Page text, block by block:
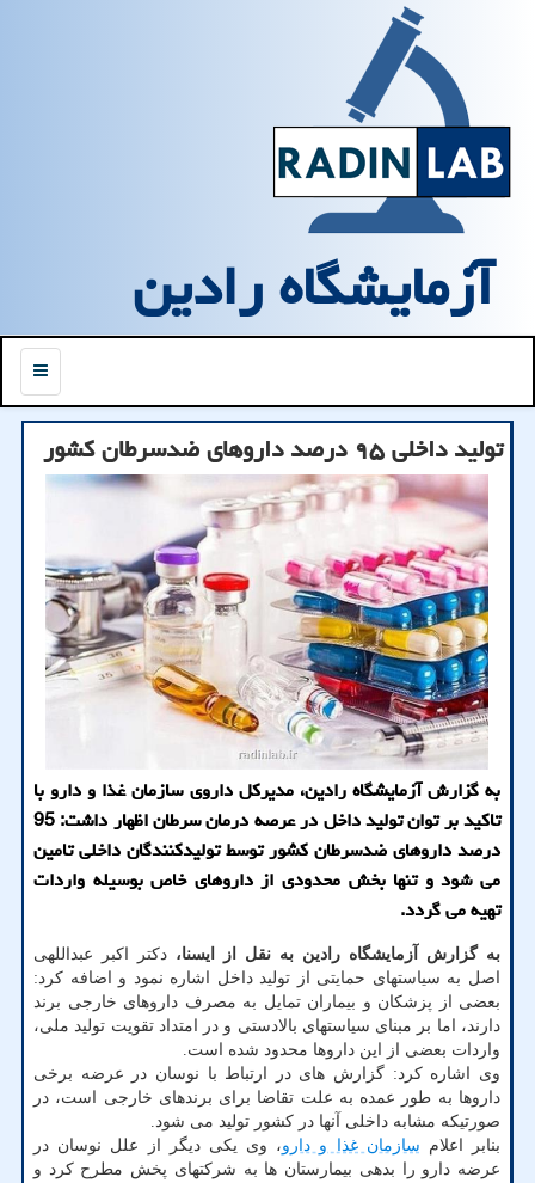
آزمایشگاه رادین
منو
تولید داخلی ۹۵ درصد داروهای ضدسرطان کشور
به گزارش آزمایشگاه رادین، مدیرکل داروی سازمان غذا و دارو با
تاکید بر توان تولید داخل در عرصه درمان سرطان اظهار داشت: 95
درصد داروهای ضدسرطان کشور توسط تولیدکنندگان داخلی تامین
می شود و تنها بخش محدودی از داروهای خاص بوسیله واردات
تهیه می گردد.
به گزارش آزمایشگاه رادین به نقل از ایسنا، دکتر اکبر عبداللهی
اصل به سیاستهای حمایتی از تولید داخل اشاره نمود و اضافه کرد:
بعضی از پزشکان و بیماران تمایل به مصرف داروهای خارجی برند
دارند، اما بر مبنای سیاستهای بالادستی و در امتداد تقویت تولید ملی،
واردات بعضی از این داروها محدود شده است.
وی اشاره کرد: گزارش های در ارتباط با نوسان در عرضه برخی
داروها به طور عمده به علت تقاضا برای برندهای خارجی است، در
صورتیکه مشابه داخلی آنها در کشور تولید می شود.
بنابر اعلام سازمان غذا و دارو، وی یکی دیگر از علل نوسان در
عرضه دارو را بدهی بیمارستان ها به شرکتهای پخش مطرح کرد و